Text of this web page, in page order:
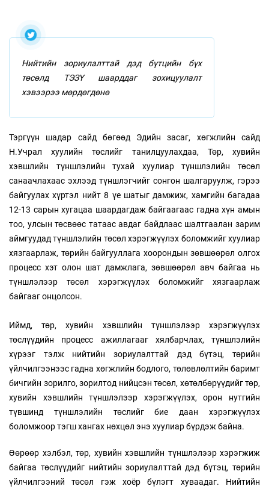
Нийтийн зориулалттай дэд бүтцийн бүх
төсөлд ТЭЗҮ шаарддаг зохицуулалт
хэвээрээ мөрдөгдөнө
Тэргүүн шадар сайд бөгөөд Эдийн засаг, хөгжлийн сайд
Н.Учрал хуулийн төслийг танилцуулахдаа, Төр, хувийн
хэвшлийн түншлэлийн тухай хуулиар түншлэлийн төсөл
санаачлахаас эхлээд түншлэгчийг сонгон шалгаруулж, гэрээ
байгуулах хүртэл нийт 8 үе шатыг дамжиж, хамгийн багадаа
12-13 сарын хугацаа шаардагдаж байгаагаас гадна хүн амын
тоо, улсын төсвөөс татаас авдаг байдлаас шалтгаалан зарим
аймгуудад түншлэлийн төсөл хэрэгжүүлэх боломжийг хуулиар
хязгаарлаж, төрийн байгууллага хоорондын зөвшөөрөл олгох
процесс хэт олон шат дамжлага, зөвшөөрөл авч байгаа нь
түншлэлээр төсөл хэрэгжүүлэх боломжийг хязгаарлаж
байгааг онцолсон.
Иймд, төр, хувийн хэвшлийн түншлэлээр хэрэгжүүлэх
төслүүдийн процесс ажиллагааг хялбарчлах, түншлэлийн
хүрээг тэлж нийтийн зориулалттай дэд бүтэц, төрийн
үйлчилгээнээс гадна хөгжлийн бодлого, төлөвлөлтийн баримт
бичгийн зорилго, зорилтод нийцсэн төсөл, хөтөлбөрүүдийг төр,
хувийн хэвшлийн түншлэлээр хэрэгжүүлэх, орон нутгийн
түвшинд түншлэлийн төслийг бие даан хэрэгжүүлэх
боломжоор тэгш хангах нөхцөл энэ хуулиар бүрдэж байна.
Өөрөөр хэлбэл, төр, хувийн хэвшлийн түншлэлээр хэрэгжиж
байгаа төслүүдийг нийтийн зориулалттай дэд бүтэц, төрийн
үйлчилгээний төсөл гэж хоёр бүлэгт хуваадаг. Нийтийн